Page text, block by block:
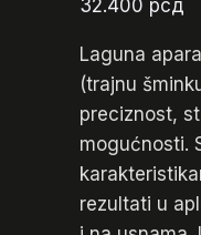
32.400 рсд
Laguna
(trajnu
preciznost,
mogućnosti.
rezultati u